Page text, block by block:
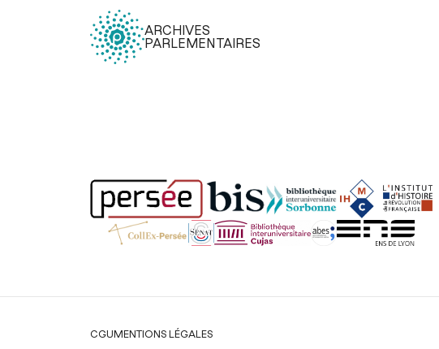
ARCHIVES
PARLEMENTAIRES
Légal
CGUMENTIONS LÉGALES